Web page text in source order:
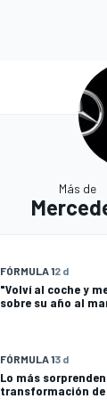
Más de
FÓRMULA 12 d
"Volví al coche y
sobre su año al
FÓRMULA 13 d
Lo más
transformación de